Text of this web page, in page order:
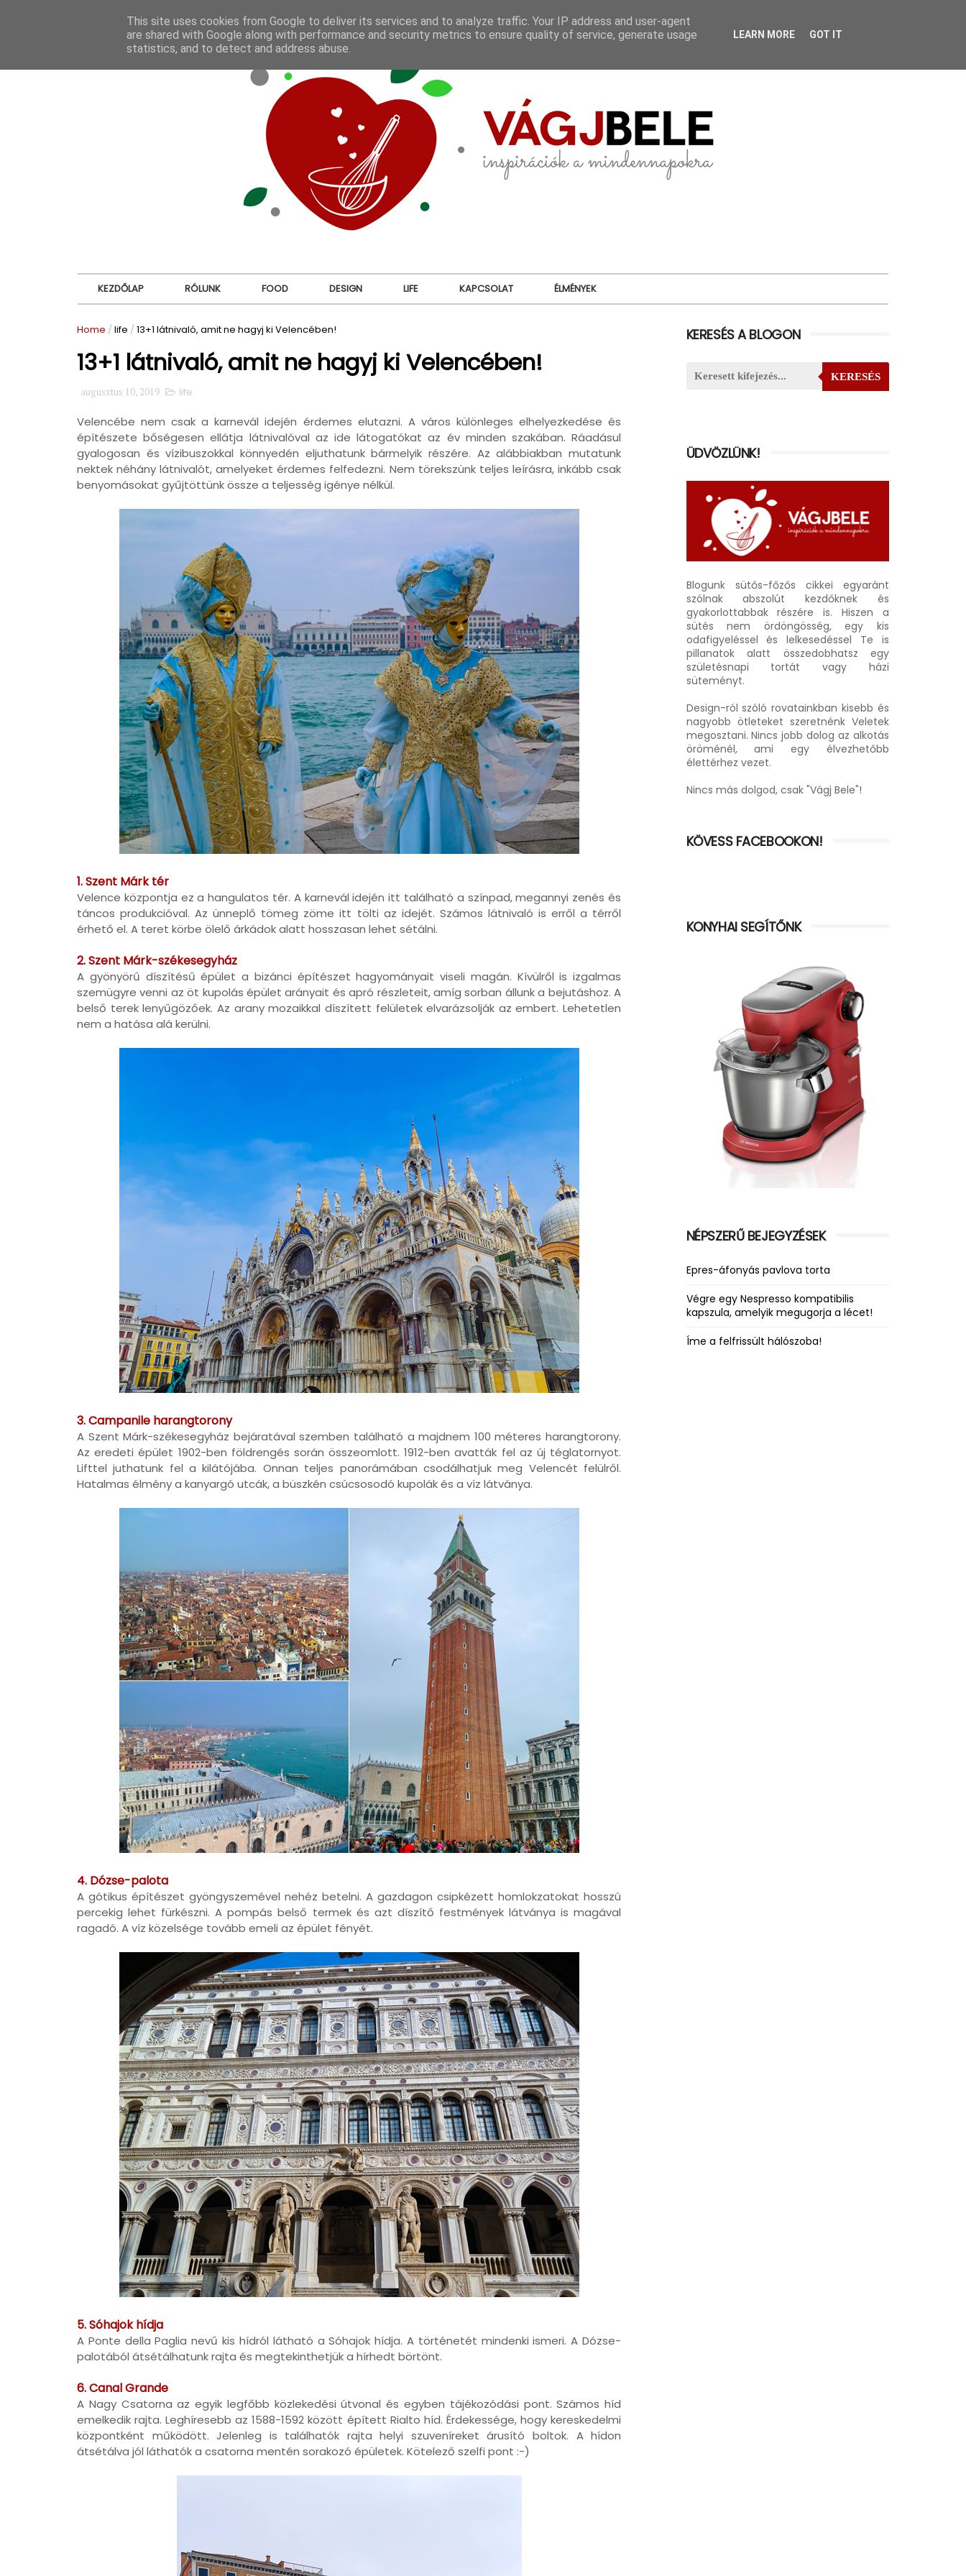
KEZDŐLAP RÓLUNK FOOD DESIGN LIFE KAPCSOLAT ÉLMÉNYEK
Home / life / 13+1 látnivaló, amit ne hagyj ki Velencében!
13+1 látnivaló, amit ne hagyj ki Velencében!
augusztus 10, 2019 life
Velencébe nem csak a karnevál idején érdemes elutazni. A város különleges elhelyezkedése és
építészete bőségesen ellátja látnivalóval az ide látogatókat az év minden szakában. Ráadásul
gyalogosan és vízibuszokkal könnyedén eljuthatunk bármelyik részére. Az alábbiakban mutatunk
nektek néhány látnivalót, amelyeket érdemes felfedezni. Nem törekszünk teljes leírásra, inkább csak
benyomásokat gyűjtöttünk össze a teljesség igénye nélkül.
1. Szent Márk tér
Velence központja ez a hangulatos tér. A karnevál idején itt található a színpad, megannyi zenés és
táncos produkcióval. Az ünneplő tömeg zöme itt tölti az idejét. Számos látnivaló is erről a térről
érhető el. A teret körbe ölelő árkádok alatt hosszasan lehet sétálni.
2. Szent Márk-székesegyház
A gyönyörű díszítésű épület a bizánci építészet hagyományait viseli magán. Kívülről is izgalmas
szemügyre venni az öt kupolás épület arányait és apró részleteit, amíg sorban állunk a bejutáshoz. A
belső terek lenyűgözőek. Az arany mozaikkal díszített felületek elvarázsolják az embert. Lehetetlen
nem a hatása alá kerülni.
3. Campanile harangtorony
A Szent Márk-székesegyház bejáratával szemben található a majdnem 100 méteres harangtorony.
Az eredeti épület 1902-ben földrengés során összeomlott. 1912-ben avatták fel az új téglatornyot.
Lifttel juthatunk fel a kilátójába. Onnan teljes panorámában csodálhatjuk meg Velencét felülről.
Hatalmas élmény a kanyargó utcák, a büszkén csúcsosodó kupolák és a víz látványa.
4. Dózse-palota
A gótikus építészet gyöngyszemével nehéz betelni. A gazdagon csipkézett homlokzatokat hosszú
percekig lehet fürkészni. A pompás belső termek és azt díszítő festmények látványa is magával
ragadó. A víz közelsége tovább emeli az épület fényét.
5. Sóhajok hídja
A Ponte della Paglia nevű kis hídról látható a Sóhajok hídja. A történetét mindenki ismeri. A Dózse-
palotából átsétálhatunk rajta és megtekinthetjük a hírhedt börtönt.
6. Canal Grande
A Nagy Csatorna az egyik legfőbb közlekedési útvonal és egyben tájékozódási pont. Számos híd
emelkedik rajta. Leghíresebb az 1588-1592 között épített Rialto híd. Érdekessége, hogy kereskedelmi
központként működött. Jelenleg is találhatók rajta helyi szuveníreket árusító boltok. A hídon
átsétálva jól láthatók a csatorna mentén sorakozó épületek. Kötelező szelfi pont :-)
KERESÉS A BLOGON
KERESÉS
ÜDVÖZLÜNK!
Blogunk sütős-főzős cikkei egyaránt
szólnak abszolút kezdőknek és
gyakorlottabbak részére is. Hiszen a
sütés nem ördöngösség, egy kis
odafigyeléssel és lelkesedéssel Te is
pillanatok alatt összedobhatsz egy
születésnapi tortát vagy házi
süteményt.
Design-ról szóló rovatainkban kisebb és
nagyobb ötleteket szeretnénk Veletek
megosztani. Nincs jobb dolog az alkotás
öröménél, ami egy élvezhetőbb
élettérhez vezet.
Nincs más dolgod, csak "Vágj Bele"!
KÖVESS FACEBOOKON!
KONYHAI SEGÍTŐNK
NÉPSZERŰ BEJEGYZÉSEK
Epres-áfonyás pavlova torta
Végre egy Nespresso kompatibilis
kapszula, amelyik megugorja a lécet!
Íme a felfrissült hálószoba!
This site uses cookies from Google to deliver its services and to analyze traffic. Your IP address and user-agent
are shared with Google along with performance and security metrics to ensure quality of service, generate usage
statistics, and to detect and address abuse.
LEARN MORE GOT IT